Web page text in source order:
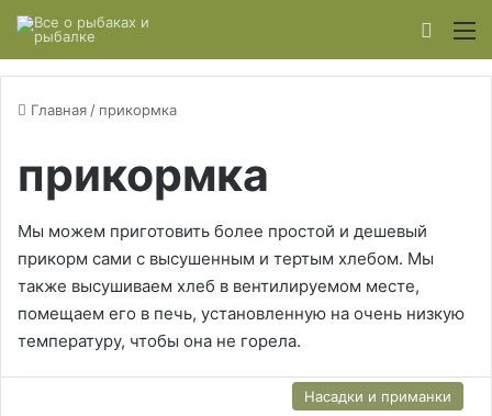
Главная / прикормка
прикормка
Мы можем приготовить более простой и дешевый
прикорм сами с высушенным и тертым хлебом. Мы
также высушиваем хлеб в вентилируемом месте,
помещаем его в печь, установленную на очень низкую
температуру, чтобы она не горела.
Насадки и приманки